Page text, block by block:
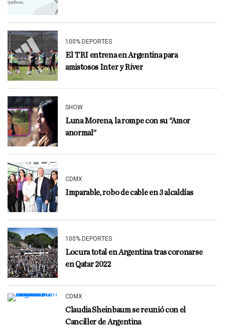
100% DEPORTES
El TRI entrena en Argentina para
amistosos Inter y River
SHOW
Luna Morena, la rompe con su “Amor
anormal”
CDMX
Imparable, robo de cable en 3 alcaldías
100% DEPORTES
Locura total en Argentina tras coronarse
en Qatar 2022
CDMX
Claudia Sheinbaum se reunió con el
Canciller de Argentina